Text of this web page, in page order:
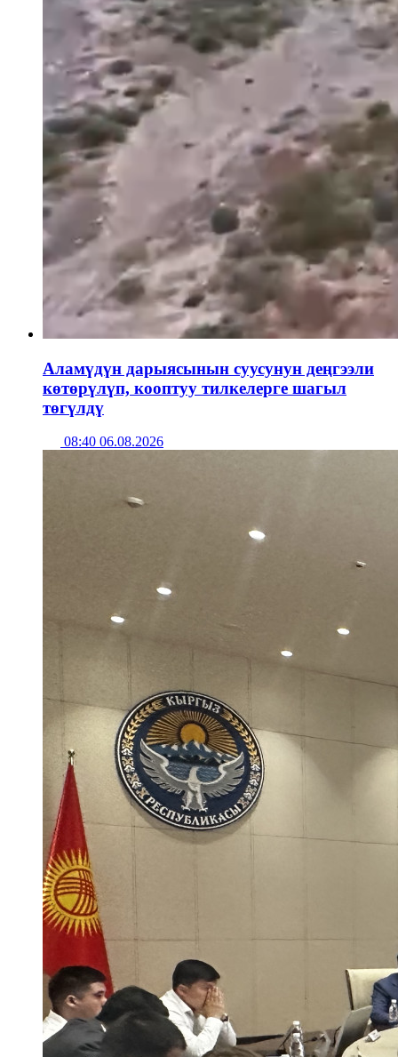
Аламүдүн дарыясынын суусунун деңгээли
көтөрүлүп, кооптуу тилкелерге шагыл
төгүлдү
08:40 06.08.2026